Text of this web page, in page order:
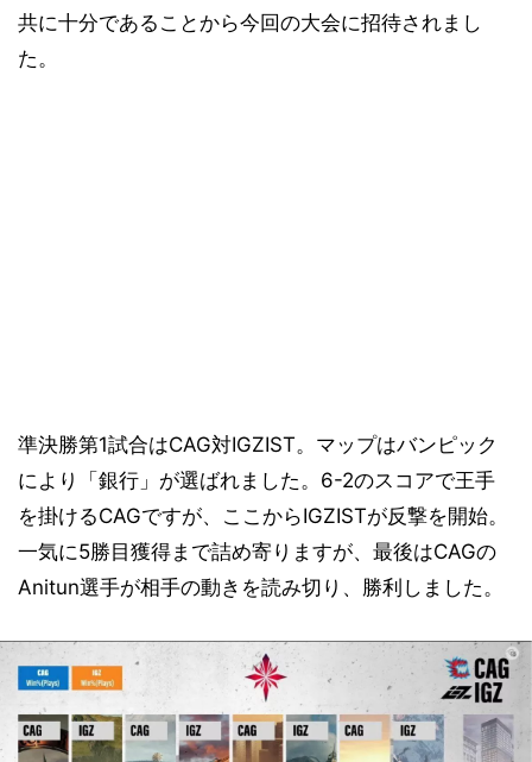
共に十分であることから今回の大会に招待されまし
た。
準決勝第1試合はCAG対IGZIST。マップはバンピック
により「銀行」が選ばれました。6-2のスコアで王手
を掛けるCAGですが、ここからIGZISTが反撃を開始。
一気に5勝目獲得まで詰め寄りますが、最後はCAGの
Anitun選手が相手の動きを読み切り、勝利しました。